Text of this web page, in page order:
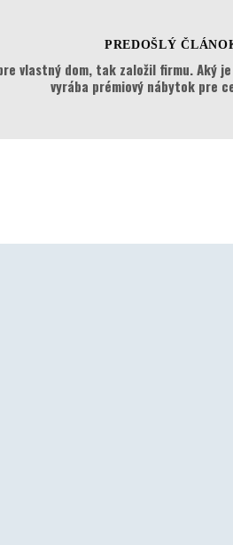
PREDOŠLÝ
vlastný dom, tak založil firmu. Aký
vyrába prémiový nábytok pre